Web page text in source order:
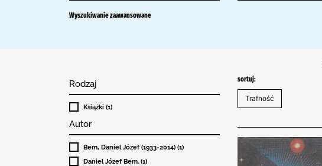
Wyszukiwanie zaawansowane
Rodzaj
Książki (1)
Autor
Bem, Daniel Józef (1933-2014) (1)
Daniel Józef Bem. (1)
sortuj: